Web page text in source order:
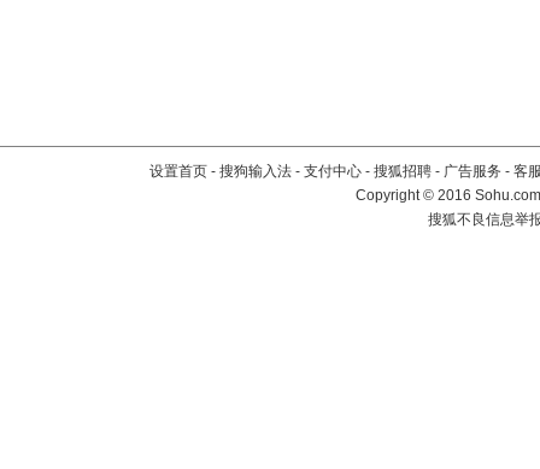
设置首页 - 搜狗输入法 - 支付中心 - 搜狐招聘 - 广告服务 - 客
Copyright©2016
搜狐不良信息举